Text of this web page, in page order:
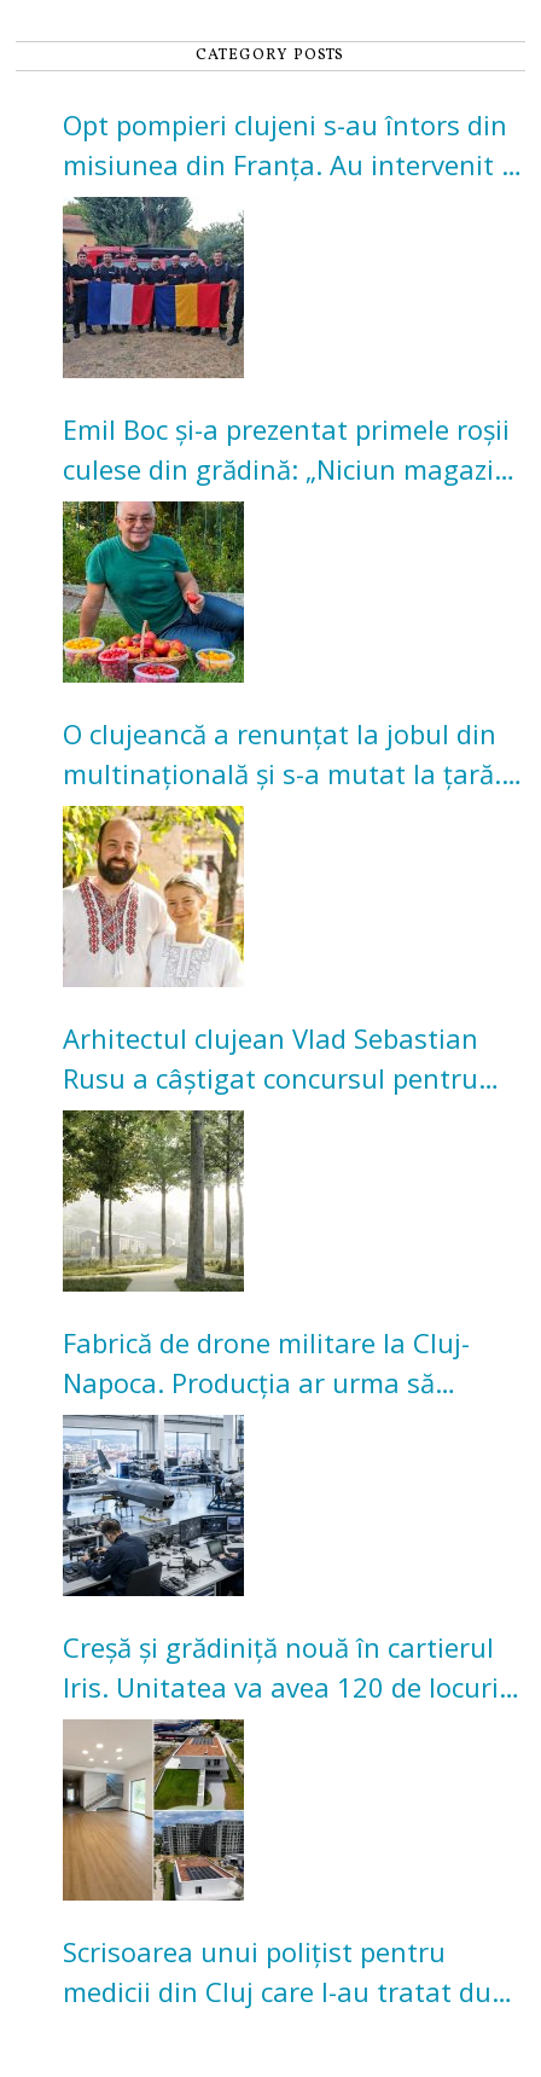
CATEGORY POSTS
Opt pompieri clujeni s-au întors din
misiunea din Franța. Au intervenit la
incendii de vegetație și pădure
Emil Boc și-a prezentat primele roșii
culese din grădină: „Niciun magazin
nu poate oferi această satisfacție”
O clujeancă a renunțat la jobul din
multinațională și s-a mutat la țară.
Acum cultivă legume în grădina
bunicilor
Arhitectul clujean Vlad Sebastian
Rusu a câștigat concursul pentru
transformarea Grădinii Casei
Universitarilor
Fabrică de drone militare la Cluj-
Napoca. Producția ar urma să
înceapă în toamna acestui an
Creșă și grădiniță nouă în cartierul
Iris. Unitatea va avea 120 de locuri
pentru copii
Scrisoarea unui polițist pentru
medicii din Cluj care l-au tratat după